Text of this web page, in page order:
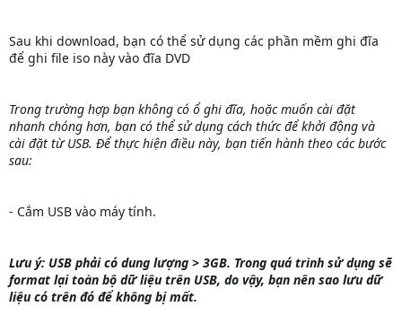
Sau khi download, bạn có thể sử dụng các phần mềm ghi đĩa
để ghi file iso này vào đĩa DVD
Trong trường hợp bạn không có ổ ghi đĩa, hoặc muốn cài đặt
nhanh chóng hơn, bạn có thể sử dụng cách thức để khởi động và
cài đặt từ USB. Để thực hiện điều này, bạn tiến hành theo các bước
sau:
- Cắm USB vào máy tính.
Lưu ý: USB phải có dung lượng > 3GB. Trong quá trình sử dụng sẽ
format lại toàn bộ dữ liệu trên USB, do vậy, bạn nên sao lưu dữ
liệu có trên đó để không bị mất.